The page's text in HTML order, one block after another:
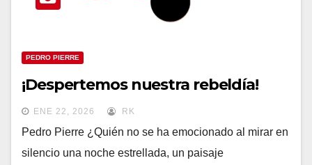
PEDRO PIERRE
¡Despertemos nuestra rebeldía!
ENE 22, 2026 RK
Pedro Pierre ¿Quién no se ha emocionado al mirar en
silencio una noche estrellada, un paisaje